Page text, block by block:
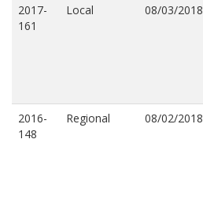
2017-
161
Local 08/03/2018
2016-
148
Regional 08/02/2018